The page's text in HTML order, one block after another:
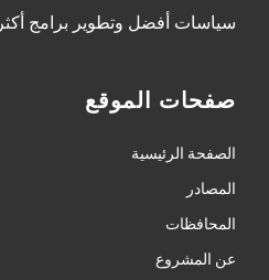
سياسات أفضل وتطوير برامج
صفحات الموقع
الصفحة الرئيسية
المصادر
المحافظات
عن المشروع